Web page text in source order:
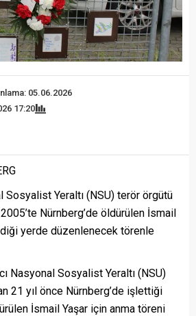
05.06.2026
17:20
Sosyalist Yeraltı (NSU) terör örgütü
Nürnberg’de öldürülen İsmail
yerde düzenlenecek törenle
Nasyonal Sosyalist Yeraltı (NSU)
21 yıl önce Nürnberg’de işlettiği
İsmail Yaşar için anma töreni